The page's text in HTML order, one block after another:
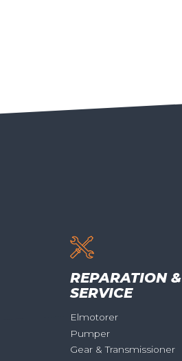
REPARATION &
SERVICE
Elmotorer
Pumper
Gear & Transmissioner